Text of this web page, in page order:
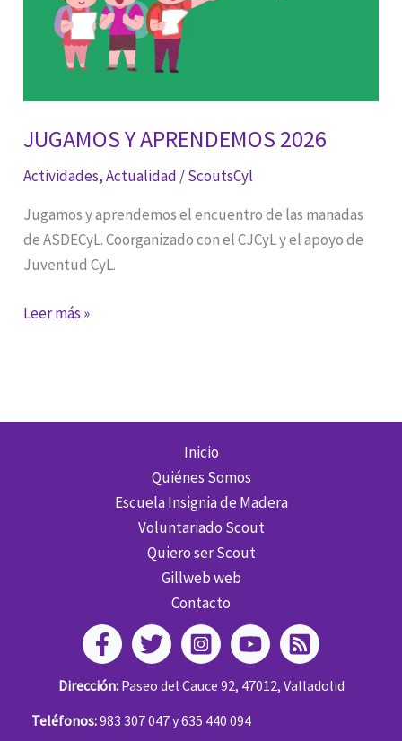
JUGAMOS Y APRENDEMOS 2026
Actividades,Actualidad /ScoutsCyl
Jugamos y aprendemos el encuentro de las manadas
de ASDECyL. Coorganizado con el CJCyL y el apoyo de
Juventud CyL.
JUGAMOS
Leer más »
Inicio
Quiénes Somos
Escuela Insignia de Madera
Voluntariado Scout
Quiero ser Scout
Gillweb web
Contacto
Dirección:Paseo del Cauce 92, 47012, Valladolid
Teléfonos:983 307 047 y 635 440 094